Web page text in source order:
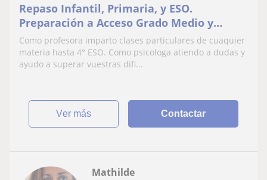
Repaso Infantil, Primaria, y ESO.
Preparación a Acceso Grado Medio y
Superior. C1 francés
Como profesora imparto clases particulares de cuaquier
materia hasta 4° ESO. Como psicologa atiendo a dudas y
ayudo a superar vuestras difi...
ver más Contactar
Mathilde